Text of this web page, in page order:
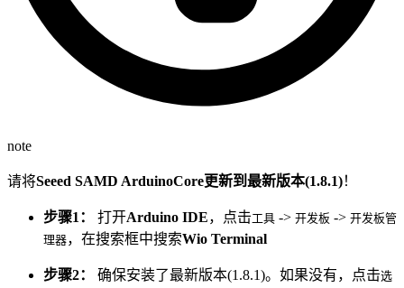
note
请将Seeed SAMD ArduinoCore更新到最新版本(1.8.1)！
步骤1： 打开Arduino IDE，点击工具 -> 开发板 -> 开发板管
理器，在搜索框中搜索Wio Terminal
步骤2： 确保安装了最新版本(1.8.1)。如果没有，点击选